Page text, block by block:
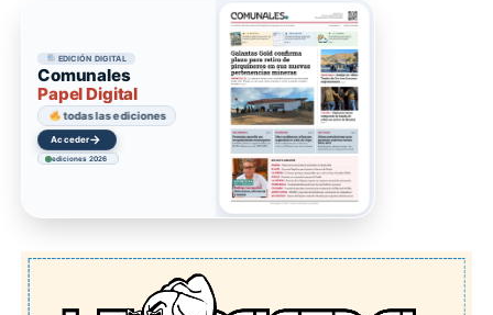
EDICIÓN DIGITAL
Comunales
Papel Digital
todas las ediciones
Acceder→
ediciones 2026